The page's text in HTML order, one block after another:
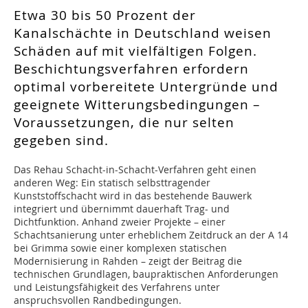
Etwa 30 bis 50 Prozent der
Kanalschächte in Deutschland weisen
Schäden auf mit vielfältigen Folgen.
Beschichtungsverfahren erfordern
optimal vorbereitete Untergründe und
geeignete Witterungsbedingungen –
Voraussetzungen, die nur selten
gegeben sind.
Das Rehau Schacht-in-Schacht-Verfahren geht einen
anderen Weg: Ein statisch selbsttragender
Kunststoffschacht wird in das bestehende Bauwerk
integriert und übernimmt dauerhaft Trag- und
Dichtfunktion. Anhand zweier Projekte – einer
Schachtsanierung unter erheblichem Zeitdruck an der A 14
bei Grimma sowie einer komplexen statischen
Modernisierung in Rahden – zeigt der Beitrag die
technischen Grundlagen, baupraktischen Anforderungen
und Leistungsfähigkeit des Verfahrens unter
anspruchsvollen Randbedingungen.